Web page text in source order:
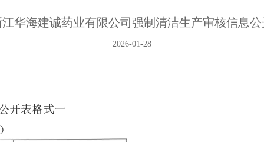
江华海建诚药业有限公司强制清洁生产审核信息公
2026-01-28